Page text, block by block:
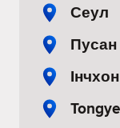
Сеул
Пусан
Інчхон